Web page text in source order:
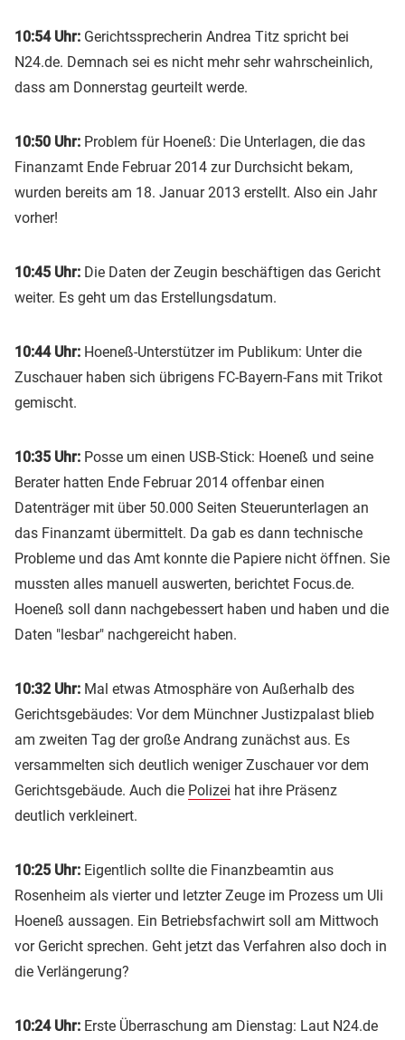
10:54 Uhr: Gerichtssprecherin Andrea Titz spricht bei
N24.de. Demnach sei es nicht mehr sehr wahrscheinlich,
dass am Donnerstag geurteilt werde.
10:50 Uhr: Problem für Hoeneß: Die Unterlagen, die das
Finanzamt Ende Februar 2014 zur Durchsicht bekam,
wurden bereits am 18. Januar 2013 erstellt. Also ein Jahr
vorher!
10:45 Uhr: Die Daten der Zeugin beschäftigen das Gericht
weiter. Es geht um das Erstellungsdatum.
10:44 Uhr: Hoeneß-Unterstützer im Publikum: Unter die
Zuschauer haben sich übrigens FC-Bayern-Fans mit Trikot
gemischt.
10:35 Uhr: Posse um einen USB-Stick: Hoeneß und seine
Berater hatten Ende Februar 2014 offenbar einen
Datenträger mit über 50.000 Seiten Steuerunterlagen an
das Finanzamt übermittelt. Da gab es dann technische
Probleme und das Amt konnte die Papiere nicht öffnen. Sie
mussten alles manuell auswerten, berichtet Focus.de.
Hoeneß soll dann nachgebessert haben und haben und die
Daten "lesbar" nachgereicht haben.
10:32 Uhr: Mal etwas Atmosphäre von Außerhalb des
Gerichtsgebäudes: Vor dem Münchner Justizpalast blieb
am zweiten Tag der große Andrang zunächst aus. Es
versammelten sich deutlich weniger Zuschauer vor dem
Gerichtsgebäude. Auch die Polizei hat ihre Präsenz
deutlich verkleinert.
10:25 Uhr: Eigentlich sollte die Finanzbeamtin aus
Rosenheim als vierter und letzter Zeuge im Prozess um Uli
Hoeneß aussagen. Ein Betriebsfachwirt soll am Mittwoch
vor Gericht sprechen. Geht jetzt das Verfahren also doch in
die Verlängerung?
10:24 Uhr: Erste Überraschung am Dienstag: Laut N24.de